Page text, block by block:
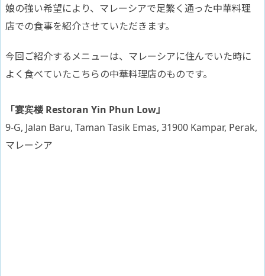
娘の強い希望により、マレーシアで足繁く通った中華料理
店での食事を紹介させていただきます。
今回ご紹介するメニューは、マレーシアに住んでいた時に
よく食べていたこちらの中華料理店のものです。
「宴宾楼 Restoran Yin Phun Low」
9-G, Jalan Baru, Taman Tasik Emas, 31900 Kampar, Perak,
マレーシア